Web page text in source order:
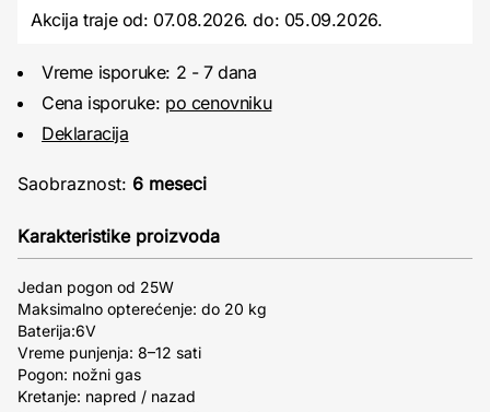
Akcija traje od: 07.08.2026.do: 05.09.2026.
Vreme isporuke: 2 - 7 dana
Cena isporuke: po cenovniku
Deklaracija
Saobraznost: 6 meseci
Karakteristike proizvoda
Jedan pogon od 25W
Maksimalno opterećenje: do 20 kg
Baterija:6V
Vreme punjenja: 8–12 sati
Pogon: nožni gas
Kretanje: napred / nazad